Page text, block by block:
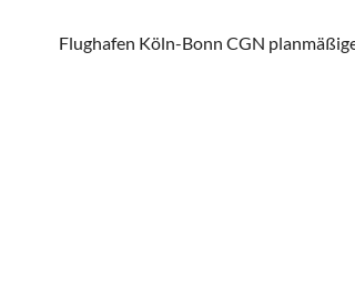
Flughafen Köln-Bonn CGN